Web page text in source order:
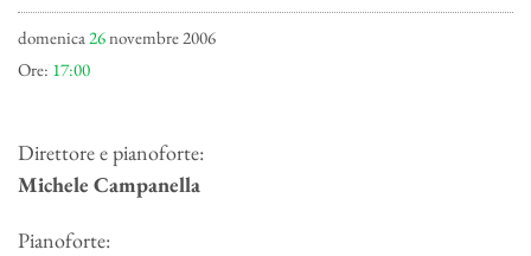
domenica26novembre 2006
Ore: 17:00
Direttore e pianoforte:
Michele Campanella
Pianoforte: